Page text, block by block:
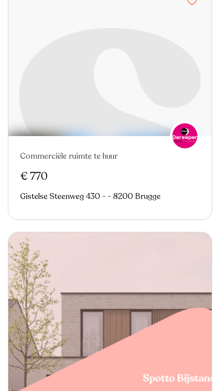
Commerciële ruimte te huur
€ 770
Gistelse Steenweg 430 - - 8200 Brugge